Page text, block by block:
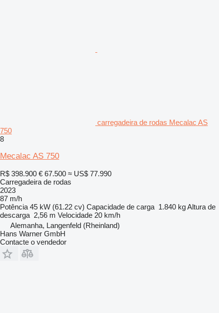
carregadeira de rodas Mecalac AS
750
8
Mecalac AS 750
R$ 398.900 € 67.500 ≈ US$ 77.990
Carregadeira de rodas
2023
87 m/h
Potência 45 kW (61.22 cv) Capacidade de carga 1.840 kgAltura de
descarga 2,56 m Velocidade 20 km/h
Alemanha, Langenfeld (Rheinland)
Hans Warner GmbH
Contacte o vendedor